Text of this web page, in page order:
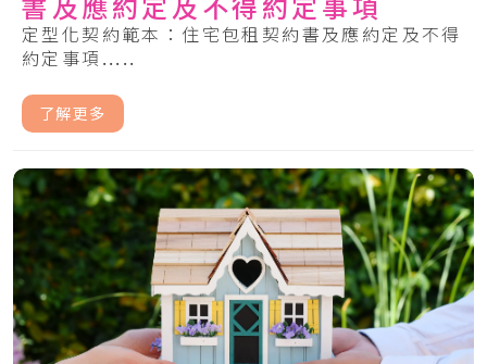
定型化契約範本：住宅包租契約書及應約定及不得
約定事項.....
了解更多